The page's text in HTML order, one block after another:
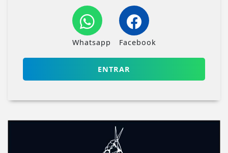
Whatsapp Facebook
ENTRAR